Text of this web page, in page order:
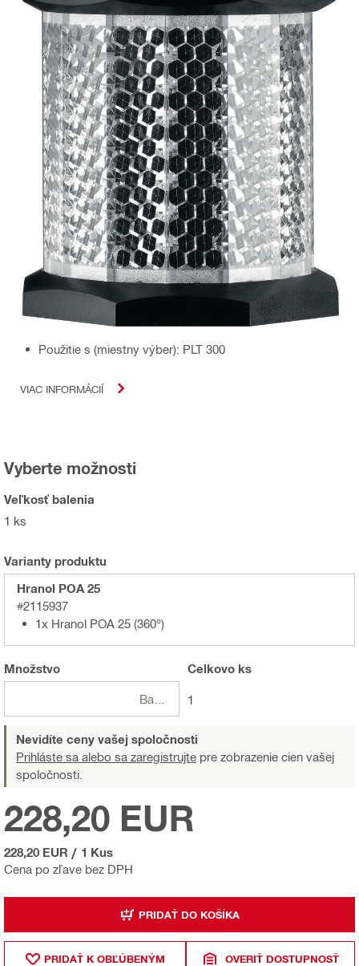
Použitie s (miestny výber): PLT 300
VIAC INFORMÁCIÍ
Vyberte možnosti
Veľkosť balenia
1 ks
Varianty produktu
Hranol POA 25
#2115937
1x Hranol POA 25 (360°)
Množstvo Celkovo ks
1
Nevidíte ceny vašej spoločnosti
Prihláste sa alebo sa zaregistrujte pre zobrazenie cien vašej
spoločnosti.
Cena po zľave bez DPH
228,20 EUR
228,20 EUR / 1 Kus
PRIDAŤ DO KOŠÍKA
PRIDAŤ K OBĽÚBENÝM OVERIŤ DOSTUPNOSŤ